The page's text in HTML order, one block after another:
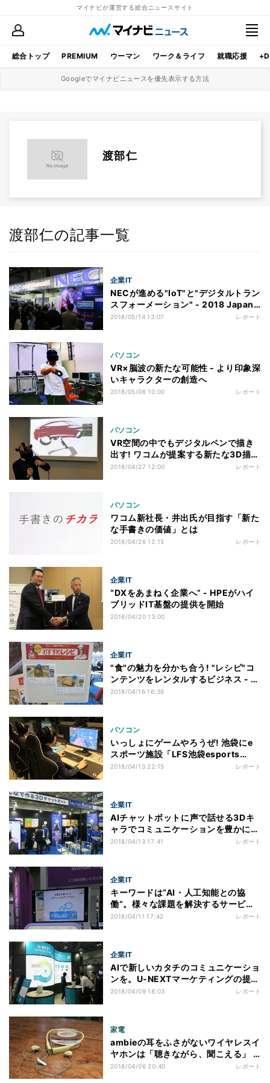
マイナビが運営する総合ニュースサイト
総合トップ PREMIUM ウーマン ワーク＆ライフ 就職応援
Googleでマイナビニュースを優先表示する方法
渡部仁
渡部仁の記事一覧
企業IT
NECが進める"IoT"と"デジタルトラン
スフォーメーション" - 2018 Japan
IT Week 春より
2018/05/14 13:07 レポート
パソコン
VR×脳波の新たな可能性 - より印象深
いキャラクターの創造へ
2018/05/06 10:00 レポート
パソコン
VR空間の中でもデジタルペンで描き
出す! ワコムが提案する新たな3D描画
ツール
2018/04/27 12:00 レポート
パソコン
ワコム新社長・井出氏が目指す「新た
な手書きの価値」とは
2018/04/26 12:15 レポート
企業IT
“DXをあまねく企業へ” - HPEがハイ
ブリッドIT基盤の提供を開始
2018/04/20 13:00
企業IT
"食"の魅力を分かち合う! "レシピ"コ
ンテンツをレンタルするビジネス - オ
ージス総研
2018/04/16 16:38
パソコン
いっしょにゲームやろうぜ! 池袋にe
スポーツ施設「LFS池袋esports
Arena」がいよいよオープン
2018/04/13 22:15 レポート
企業IT
AIチャットボットに声で話せる3Dキ
ャラでコミュニケーションを豊かにす
るheuristicの「Bot3D」 － 第2回
2018/04/13 17:41 レポート
企業IT
キーワードは“AI・人工知能との協
働”。様々な課題を解決するサービス
が展示されていたSCSKブース - 第2
2018/04/11 17:42 レポート
企業IT
AIで新しいカタチのコミュニケーショ
ンを。U-NEXTマーケティングの提
案 - 第2回AI・人工知能EXPOより
2018/04/09 18:03 レポート
家電
ambieの耳をふさがないワイヤレスイ
ヤホンは「聴きながら、聞こえる」 -
純喫茶みたいな空間
2018/04/06 20:40 レポート